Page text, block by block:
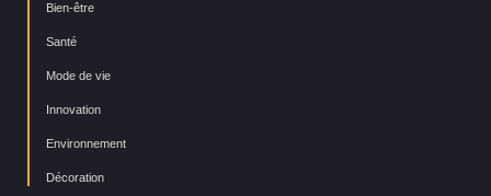
Bien-être
Santé
Mode de vie
Innovation
Environnement
Décoration